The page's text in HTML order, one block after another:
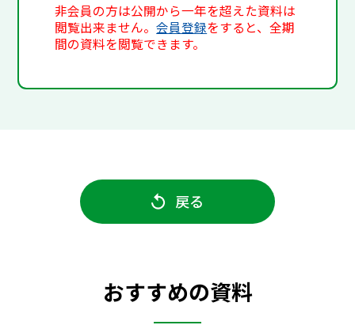
非会員の方は公開から一年を超えた資料は
閲覧出来ません。会員登録をすると、全期
間の資料を閲覧できます。
戻る
おすすめの資料